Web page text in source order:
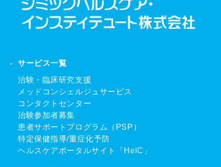
サービス一覧
治験・臨床研究支援
メッドコンシェルジュサービス
コンタクトセンター
治験参加者募集
患者サポートプログラム（PSP）
特定保健指導/重症化予防
ヘルスケアポータルサイト「HelC」